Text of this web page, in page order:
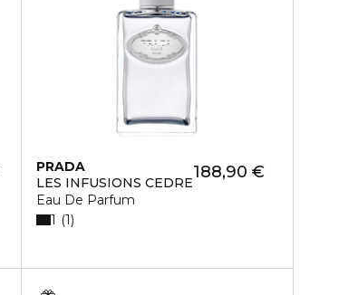
PRADA
LES INFUSIONS CEDRE
Eau De Parfum
188,90 €
1 1